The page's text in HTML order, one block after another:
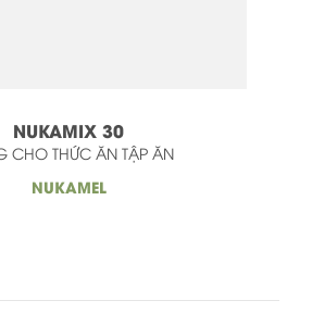
NUKAMIX 30
CHO THỨC ĂN TẬP ĂN
NUKAMEL